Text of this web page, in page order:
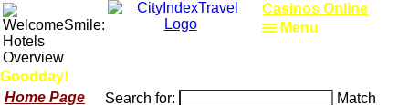
Goodday!
Casinos Online
Home Page Search for:
Match
Menu